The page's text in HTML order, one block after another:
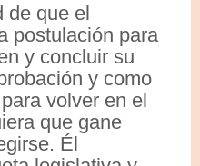
de que el
postulación para
y concluir su
y como
volver en el
que gane
Él